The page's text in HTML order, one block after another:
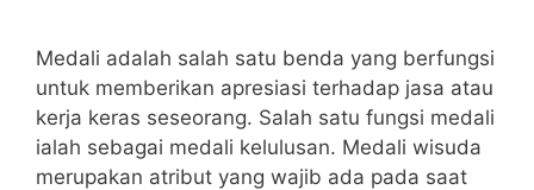
Medali adalah salah satu benda yang berfungsi
untuk memberikan apresiasi terhadap jasa atau
kerja keras seseorang. Salah satu fungsi medali
ialah sebagai medali kelulusan. Medali wisuda
merupakan atribut yang wajib ada pada saat